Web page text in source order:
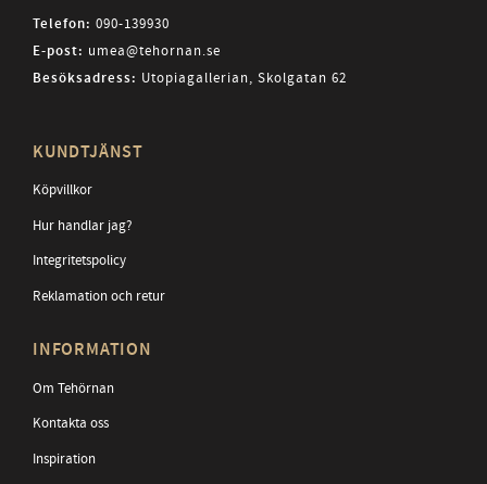
Telefon: 090-139930
E-post: umea@tehornan.se
Besöksadress: Utopiagallerian, Skolgatan 62
KUNDTJÄNST
Köpvillkor
Hur handlar jag?
Integritetspolicy
Reklamation och retur
INFORMATION
Om Tehörnan
Kontakta oss
Inspiration